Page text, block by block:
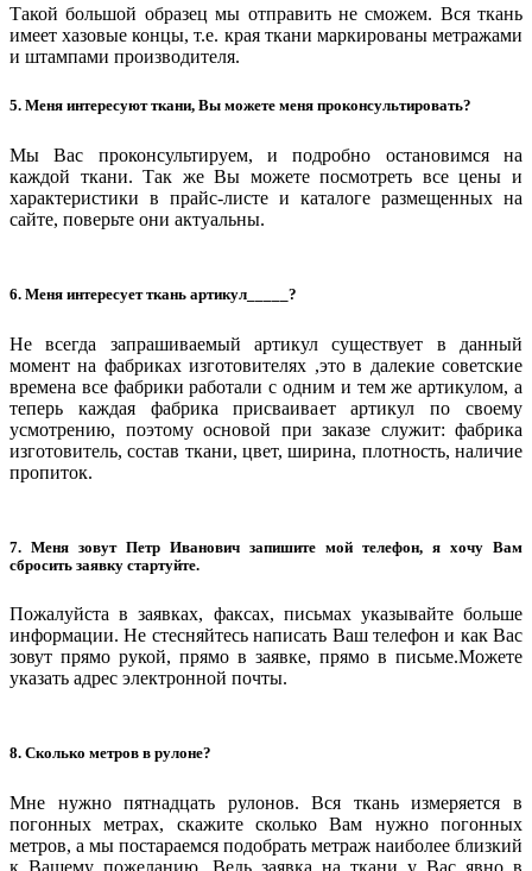
Такой большой образец мы отправить не сможем. Вся ткань
имеет хазовые концы, т.е. края ткани маркированы метражами
и штампами производителя.
5. Меня интересуют ткани, Вы можете меня проконсультировать?
Мы Вас проконсультируем, и подробно остановимся на
каждой ткани. Так же Вы можете посмотреть все цены и
характеристики в прайс-листе и каталоге размещенных на
сайте, поверьте они актуальны.
6. Меня интересует ткань артикул_____?
Не всегда запрашиваемый артикул существует в данный
момент на фабриках изготовителях ,это в далекие советские
времена все фабрики работали с одним и тем же артикулом, а
теперь каждая фабрика присваивает артикул по своему
усмотрению, поэтому основой при заказе служит: фабрика
изготовитель, состав ткани, цвет, ширина, плотность, наличие
пропиток.
7. Меня зовут Петр Иванович запишите мой телефон, я хочу Вам
сбросить заявку стартуйте.
Пожалуйста в заявках, факсах, письмах указывайте больше
информации. Не стесняйтесь написать Ваш телефон и как Вас
зовут прямо рукой, прямо в заявке, прямо в письме.Можете
указать адрес электронной почты.
8. Сколько метров в рулоне?
Мне нужно пятнадцать рулонов. Вся ткань измеряется в
погонных метрах, скажите сколько Вам нужно погонных
метров, а мы постараемся подобрать метраж наиболее близкий